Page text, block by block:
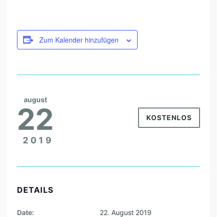
E
Zum Kalender hinzufügen
august
22
2019
KOSTENLOS
DETAILS
Date: 22. August 2019